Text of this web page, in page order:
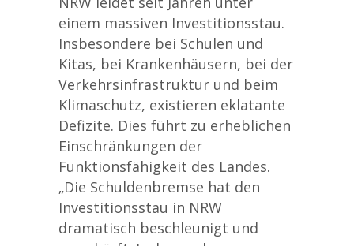
einem massiven Investitionsstau.
Insbesondere bei Schulen und
Kitas, bei Krankenhäusern, bei der
Verkehrsinfrastruktur und beim
Klimaschutz, existieren eklatante
Defizite. Dies führt zu erheblichen
Einschränkungen der
Funktionsfähigkeit des Landes.
„Die Schuldenbremse hat den
Investitionsstau in NRW
dramatisch beschleunigt und